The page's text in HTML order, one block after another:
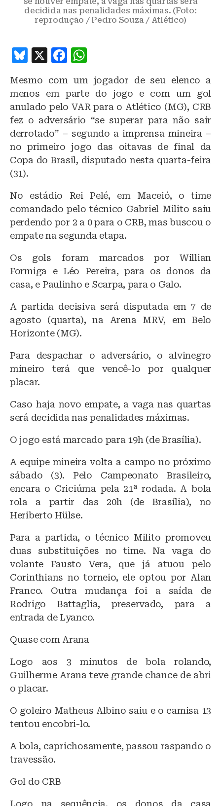
decidida nas penalidades máximas. (Foto:
reprodução / Pedro Souza / Atlético)
B
e
s
k
y
X
F
c
e
b
o
o
k
at
s
A
p
p
Mesmo com um jogador de seu elenco a
menos em parte do jogo e com um gol
anulado pelo VAR para o Atlético (MG), CRB
fez o adversário “se superar para não sair
derrotado” – segundo a imprensa mineira –
no primeiro jogo das oitavas de final da
Copa do Brasil, disputado nesta quarta-feira
(31).
No estádio Rei Pelé, em Maceió, o time
comandado pelo técnico Gabriel Milito saiu
perdendo por 2 a 0 para o CRB, mas buscou o
empate na segunda etapa.
Os gols foram marcados por Willian
Formiga e Léo Pereira, para os donos da
casa, e Paulinho e Scarpa, para o Galo.
A partida decisiva será disputada em 7 de
agosto (quarta), na Arena MRV, em Belo
Horizonte (MG).
Para despachar o adversário, o alvinegro
mineiro terá que vencê-lo por qualquer
placar.
Caso haja novo empate, a vaga nas quartas
será decidida nas penalidades máximas.
O jogo está marcado para 19h (de Brasília).
A equipe mineira volta a campo no próximo
sábado (3). Pelo Campeonato Brasileiro,
encara o Criciúma pela 21ª rodada. A bola
rola a partir das 20h (de Brasília), no
Heriberto Hülse.
Para a partida, o técnico Milito promoveu
duas substituições no time. Na vaga do
volante Fausto Vera, que já atuou pelo
Corinthians no torneio, ele optou por Alan
Franco. Outra mudança foi a saída de
Rodrigo Battaglia, preservado, para a
entrada de Lyanco.
Quase com Arana
Logo aos 3 minutos de bola rolando,
Guilherme Arana teve grande chance de abri
o placar.
O goleiro Matheus Albino saiu e o camisa 13
tentou encobri-lo.
A bola, caprichosamente, passou raspando o
travessão.
Gol do CRB